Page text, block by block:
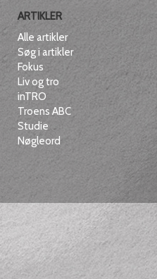
ARTIKLER
Alle artikler
Søg i artikler
Fokus
Liv og tro
inTRO
Troens ABC
Studie
Nøgleord